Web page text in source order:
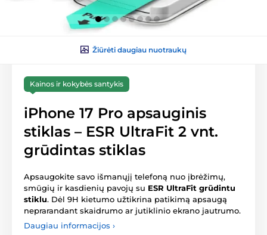
Žiūrėti daugiau nuotraukų
Kainos ir kokybės santykis
iPhone 17 Pro apsauginis
stiklas – ESR UltraFit 2 vnt.
grūdintas stiklas
Apsaugokite savo išmanųjį telefoną nuo įbrėžimų,
smūgių ir kasdienių pavojų su ESR UltraFit grūdintu
stiklu. Dėl 9H kietumo užtikrina patikimą apsaugą
neprarandant skaidrumo ar jutiklinio ekrano jautrumo.
Daugiau informacijos ›